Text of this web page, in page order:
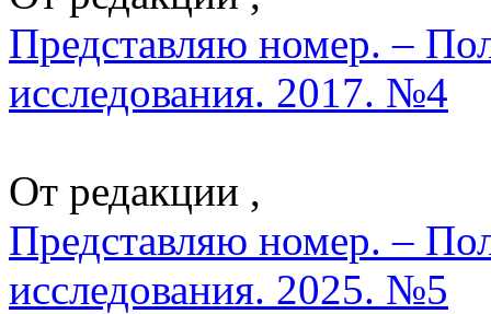
Представляю номер. –
исследования. 2017. №4
От редакции ,
Представляю номер. –
исследования. 2025. №5